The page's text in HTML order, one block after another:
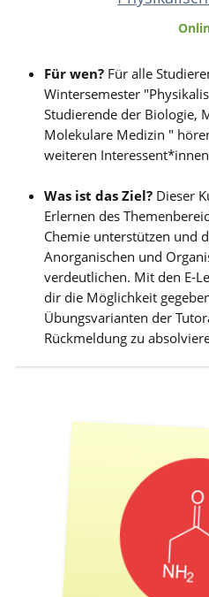
Für wen? Für alle
Wintersemester
Studierende der Biologie,
Molekulare Medizin "
weiteren
Was ist das Ziel? Dieser
Erlernen des
Chemie unterstützen und
Anorganischen und
verdeutlichen. Mit den E-
dir die Möglichkeit
Übungsvarianten der
Rückmeldung zu